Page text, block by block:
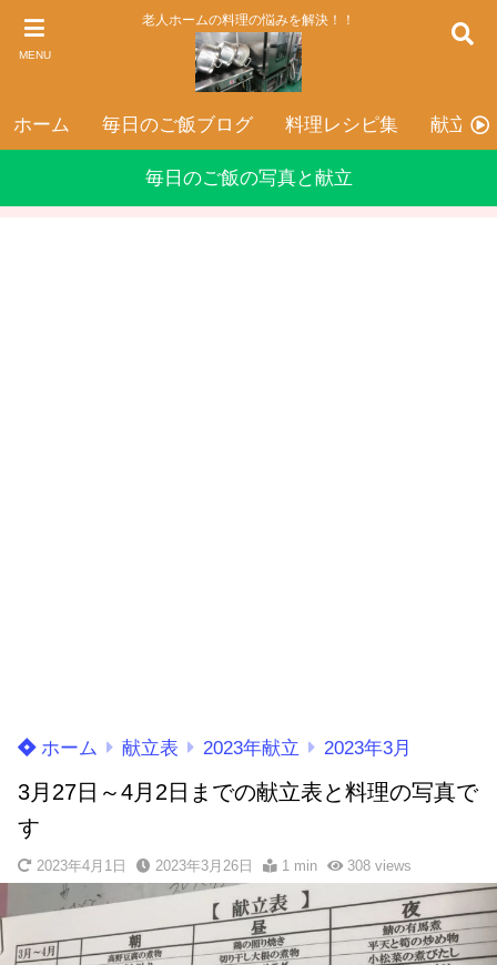
MENU
老人ホームの料理の悩みを解決！！
ホーム 毎日のご飯ブログ 料理レシピ集 献立表
毎日のご飯の写真と献立
ホーム 献立表 2023年献立 2023年3月
3月27日～4月2日までの献立表と料理の写真で
す
2023年4月1日 2023年3月26日 1 min 308views